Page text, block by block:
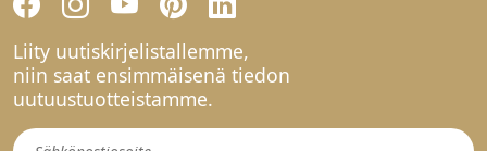
Liity uutiskirjelistallemme,
niin saat ensimmäisenä tiedon
uutuustuotteistamme.
Uutiskirje